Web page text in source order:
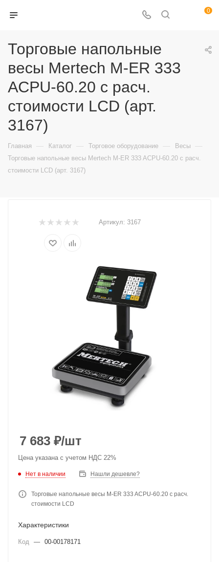
0
Торговые напольные
весы Mertech M-ER 333
ACPU-60.20 с расч.
стоимости LCD (арт.
3167)
Главная — Каталог — Торговое оборудование — Весы —
Торговые напольные весы Mertech M-ER 333 ACPU-60.20 с расч.
стоимости LCD (арт. 3167)
Артикул: 3167
7 683 ₽/шт
Цена указана с учетом НДС 22%
Нет в наличии Нашли дешевле?
Торговые напольные весы M-ER 333 ACPU-60.20 с расч.
стоимости LCD
Характеристики
Код — 00-00178171